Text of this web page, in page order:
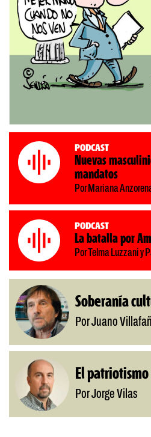
Podcast
Nuevas
mandatos
Por Mariana
Podcast
La batalla por
Por Telma Luzzani y
Soberanía
Por Juano
El
Por Jorge Vilas